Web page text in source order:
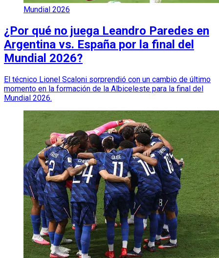
Mundial 2026
¿Por qué no juega Leandro Paredes en
Argentina vs. España por la final del
Mundial 2026?
El técnico Lionel Scaloni sorprendió con un cambio de último
momento en la formación de la Albiceleste para la final del
Mundial 2026.